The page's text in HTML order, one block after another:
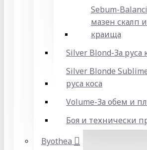
Sebum-
мазен скалп
краища
Silver Blond-За руса
Silver Blonde
руса коса
Volume-За обем и
Боя и технически
Byothea